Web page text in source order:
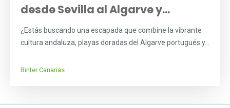
desde Sevilla al Algarve y...
¿Estás buscando una escapada que combine la vibrante
cultura andaluza, playas doradas del Algarve portugués y...
Binter Canarias